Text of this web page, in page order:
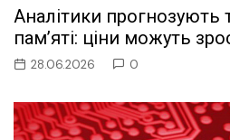
Аналітики прогнозують
пам’яті: ціни можуть
28.06.2026 0